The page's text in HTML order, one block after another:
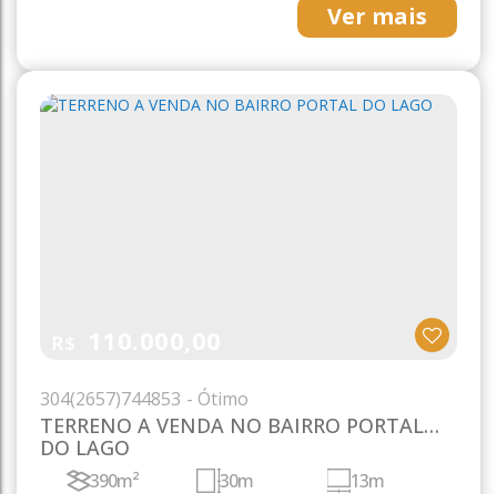
Ver mais
TERRENO A VENDA NO BAIRRO PORTAL
DO LAGO
304(2657)744853
390m² 30m 13m